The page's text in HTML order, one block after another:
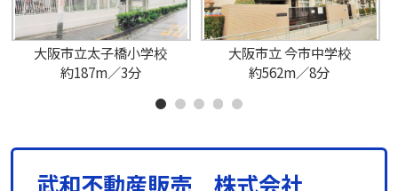
大阪市立太子橋小学校
約187m／3分
大阪市立 今市中学校
約562m／8分
武和不動産販売 株式会社